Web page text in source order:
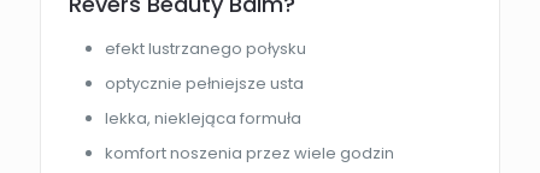
efekt lustrzanego połysku
optycznie pełniejsze usta
lekka, nieklejąca formuła
komfort noszenia przez wiele godzin